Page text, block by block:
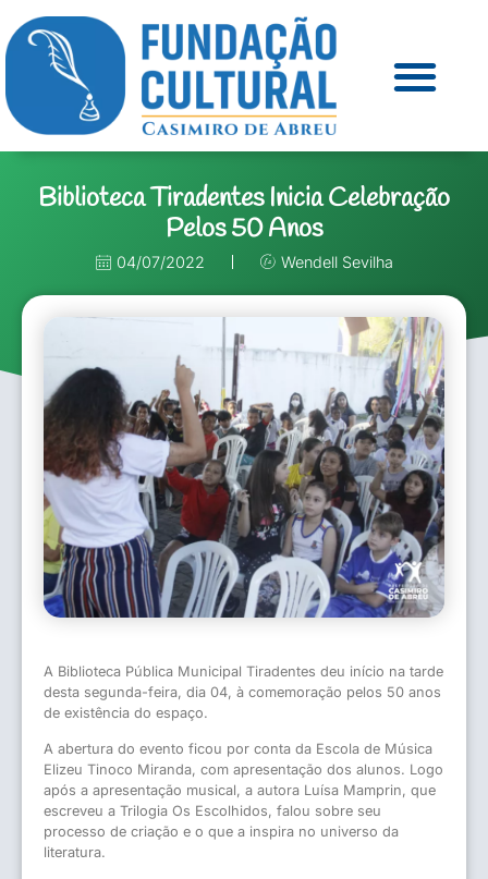
Biblioteca Tiradentes Inicia Celebração
Pelos 50 Anos
04/07/2022 Wendell Sevilha
A Biblioteca Pública Municipal Tiradentes deu início na tarde
desta segunda-feira, dia 04, à comemoração pelos 50 anos
de existência do espaço.
A abertura do evento ficou por conta da Escola de Música
Elizeu Tinoco Miranda, com apresentação dos alunos. Logo
após a apresentação musical, a autora Luísa Mamprin, que
escreveu a Trilogia Os Escolhidos, falou sobre seu
processo de criação e o que a inspira no universo da
literatura.